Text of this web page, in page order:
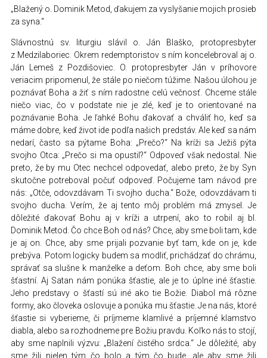
„Blažený o. Dominik Metod, ďakujem za vyslyšanie mojich prosieb
za syna.“
Slávnostnú sv. liturgiu slávil o. Ján Blaško, protopresbyter
z Medzilaboriec. Okrem redemptoristov s ním koncelebroval aj o.
Ján Lemeš z Pozdišoviec. O. protopresbyter Ján v príhovore
veriacim pripomenul, že stále po niečom túžime. Našou úlohou je
poznávať Boha a žiť s ním radostne celú večnosť. Chceme stále
niečo viac, čo v podstate nie je zlé, keď je to orientované na
poznávanie Boha. Je ľahké Bohu ďakovať a chváliť ho, keď sa
máme dobre, keď život ide podľa našich predstáv. Ale keď sa nám
nedarí, často sa pýtame Boha: „Prečo?“ Na kríži sa Ježiš pýta
svojho Otca: „Prečo si ma opustil?“ Odpoveď však nedostal. Nie
preto, že by mu Otec nechcel odpovedať, alebo preto, že by Syn
skutočne potreboval počuť odpoveď. Počujeme tam návod pre
nás: „Otče, odovzdávam Ti svojho ducha.“ Bože, odovzdávam ti
svojho ducha. Verím, že aj tento môj problém má zmysel. Je
dôležité ďakovať Bohu aj v kríži a utrpení, ako to robil aj bl.
Dominik Metod. Čo chce Boh od nás? Chce, aby sme boli tam, kde
je aj on. Chce, aby sme prijali pozvanie byť tam, kde on je, kde
prebýva. Potom logicky budem sa modliť, prichádzať do chrámu,
správať sa slušne k manželke a deťom. Boh chce, aby sme boli
šťastní. Aj Satan nám ponúka šťastie, ale je to úplne iné šťastie.
Jeho predstavy o šťastí sú iné ako tie Božie. Diabol má rôzne
formy, ako človeka oslovuje a ponúka mu šťastie. Je na nás, ktoré
šťastie si vyberieme, či príjmeme klamlivé a príjemné klamstvo
diabla, alebo sa rozhodneme pre Božiu pravdu. Koľko nás to stojí,
aby sme naplnili výzvu: „Blažení čistého srdca.“ Je dôležité, aby
sme žili nielen tým čo bolo a tým čo bude, ale aby sme žili